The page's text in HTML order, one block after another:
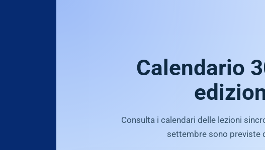
Calendario
Consulta i calendari delle lezioni
settembre sono previste